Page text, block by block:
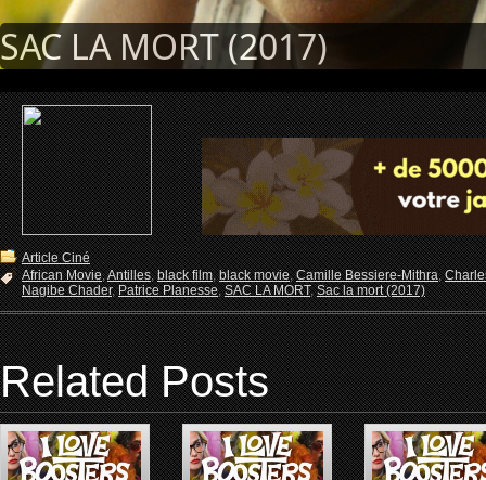
SAC LA MORT (2017)
Article Ciné
African Movie,Antilles,black film,black movie,Camille Bessiere-Mithra,
Nagibe Chader,Patrice Planesse,SAC LA MORT,Sac la mort (2017)
Related Posts